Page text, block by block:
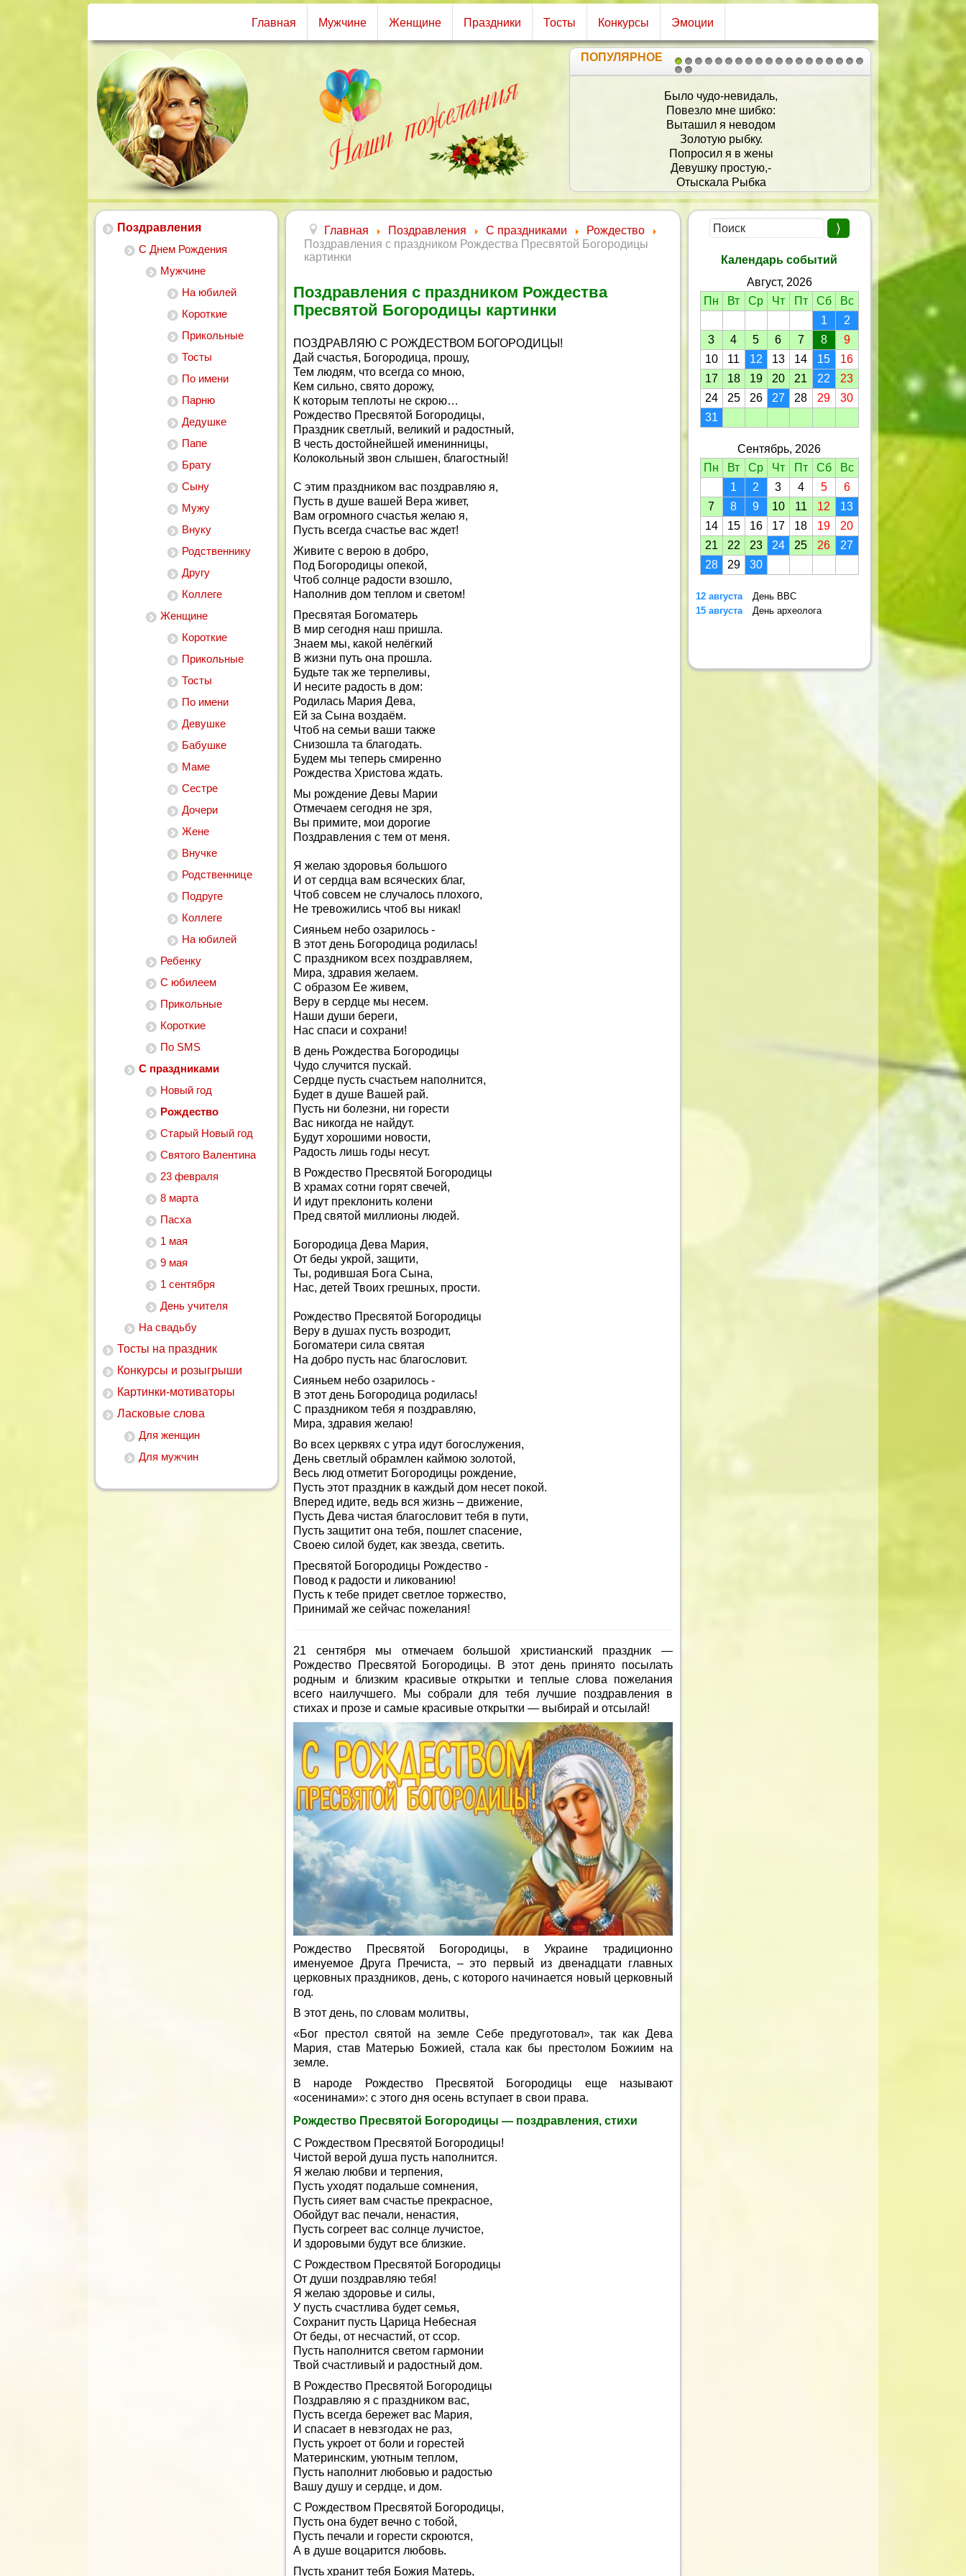
Главная Мужчине Женщине Праздники Тосты Конкурсы Эмоции
1 2
2021
ПОПУЛЯРНОЕ
Желаю лишь счастливых дней,
Среди ярких солнечных аллей!
Жизни такой, чтоб хотелось жить,
Помнить о хорошем и любить,
Чтобы все родным казалось,
Все быстрей осуществлялось!
В общем, жизни самой прекрасной,
И любви конечно, страстной!
Поздравления
С Днем Рождения
Мужчине
На юбилей
Короткие
Прикольные
Тосты
По имени
Парню
Дедушке
Папе
Брату
Сыну
Мужу
Внуку
Родственнику
Другу
Коллеге
Женщине
Короткие
Прикольные
Тосты
По имени
Девушке
Бабушке
Маме
Сестре
Дочери
Жене
Внучке
Родственнице
Подруге
Коллеге
На юбилей
Ребенку
С юбилеем
Прикольные
Короткие
По SMS
С праздниками
Новый год
Рождество
Старый Новый год
Святого Валентина
23 февраля
8 марта
Пасха
1 мая
9 мая
1 сентября
День учителя
На свадьбу
Тосты на праздник
Конкурсы и розыгрыши
Картинки-мотиваторы
Ласковые слова
Для женщин
Для мужчин
Главная Поздравления С праздниками
Рождество
Поздравления с праздником Рождества Пресвятой Богородицы
картинки
Поздравления с праздником Рождества
Пресвятой Богородицы картинки
ПОЗДРАВЛЯЮ С РОЖДЕСТВОМ БОГОРОДИЦЫ!
Дай счастья, Богородица, прошу,
Тем людям, что всегда со мною,
Кем сильно, свято дорожу,
К которым теплоты не скрою…
Рождество Пресвятой Богородицы,
Праздник светлый, великий и радостный,
В честь достойнейшей именинницы,
Колокольный звон слышен, благостный!
С этим праздником вас поздравляю я,
Пусть в душе вашей Вера живет,
Вам огромного счастья желаю я,
Пусть всегда счастье вас ждет!
Живите с верою в добро,
Под Богородицы опекой,
Чтоб солнце радости взошло,
Наполнив дом теплом и светом!
Пресвятая Богоматерь
В мир сегодня наш пришла.
Знаем мы, какой нелёгкий
В жизни путь она прошла.
Будьте так же терпеливы,
И несите радость в дом:
Родилась Мария Дева,
Ей за Сына воздаём.
Чтоб на семьи ваши также
Снизошла та благодать.
Будем мы теперь смиренно
Рождества Христова ждать.
Мы рождение Девы Марии
Отмечаем сегодня не зря,
Вы примите, мои дорогие
Поздравления с тем от меня.
Я желаю здоровья большого
И от сердца вам всяческих благ,
Чтоб совсем не случалось плохого,
Не тревожились чтоб вы никак!
Сияньем небо озарилось -
В этот день Богородица родилась!
С праздником всех поздравляем,
Мира, здравия желаем.
С образом Ее живем,
Веру в сердце мы несем.
Наши души береги,
Нас спаси и сохрани!
В день Рождества Богородицы
Чудо случится пускай.
Сердце пусть счастьем наполнится,
Будет в душе Вашей рай.
Пусть ни болезни, ни горести
Вас никогда не найдут.
Будут хорошими новости,
Радость лишь годы несут.
В Рождество Пресвятой Богородицы
В храмах сотни горят свечей,
И идут преклонить колени
Пред святой миллионы людей.
Богородица Дева Мария,
От беды укрой, защити,
Ты, родившая Бога Сына,
Нас, детей Твоих грешных, прости.
Рождество Пресвятой Богородицы
Веру в душах пусть возродит,
Богоматери сила святая
На добро пусть нас благословит.
Сияньем небо озарилось -
В этот день Богородица родилась!
С праздником тебя я поздравляю,
Мира, здравия желаю!
Во всех церквях с утра идут богослужения,
День светлый обрамлен каймою золотой,
Весь люд отметит Богородицы рождение,
Пусть этот праздник в каждый дом несет покой.
Вперед идите, ведь вся жизнь – движение,
Пусть Дева чистая благословит тебя в пути,
Пусть защитит она тебя, пошлет спасение,
Своею силой будет, как звезда, светить.
Пресвятой Богородицы Рождество -
Повод к радости и ликованию!
Пусть к тебе придет светлое торжество,
Принимай же сейчас пожелания!
21 сентября мы отмечаем большой христианский праздник —
Рождество Пресвятой Богородицы. В этот день принято посылать
родным и близким красивые открытки и теплые слова пожелания
всего наилучшего. Мы собрали для тебя лучшие поздравления в
стихах и прозе и самые красивые открытки — выбирай и отсылай!
Рождество Пресвятой Богородицы, в Украине традиционно
именуемое Друга Пречиста, – это первый из двенадцати главных
церковных праздников, день, с которого начинается новый церковный
год.
В этот день, по словам молитвы,
«Бог престол святой на земле Себе предуготовал», так как Дева
Мария, став Матерью Божией, стала как бы престолом Божиим на
земле.
В народе Рождество Пресвятой Богородицы еще называют
«осенинами»: с этого дня осень вступает в свои права.
Рождество Пресвятой Богородицы — поздравления, стихи
С Рождеством Пресвятой Богородицы!
Чистой верой душа пусть наполнится.
Я желаю любви и терпения,
Пусть уходят подальше сомнения,
Пусть сияет вам счастье прекрасное,
Обойдут вас печали, ненастия,
Пусть согреет вас солнце лучистое,
И здоровыми будут все близкие.
С Рождеством Пресвятой Богородицы
От души поздравляю тебя!
Я желаю здоровье и силы,
У пусть счастлива будет семья,
Сохранит пусть Царица Небесная
От беды, от несчастий, от ссор.
Пусть наполнится светом гармонии
Твой счастливый и радостный дом.
В Рождество Пресвятой Богородицы
Поздравляю я с праздником вас,
Пусть всегда бережет вас Мария,
И спасает в невзгодах не раз,
Пусть укроет от боли и горестей
Материнским, уютным теплом,
Пусть наполнит любовью и радостью
Вашу душу и сердце, и дом.
С Рождеством Пресвятой Богородицы,
Пусть она будет вечно с тобой,
Пусть печали и горести скроются,
А в душе воцарится любовь.
Пусть хранит тебя Божия Матерь,
Календарь событий
Август, 2026
Пн
Вт Ср Чт Пт Сб
Вс
1
2
3
4 5 6 7 8
9
10
11 12 13 14 15
16
17
18 19 20 21 22
23
24
25 26 27 28 29
30
31
Сентябрь, 2026
Пн
Вт Ср Чт Пт Сб
Вс
1
2 3 4 5
6
7
8 9 10 11 12
13
14
15 16 17 18 19
20
21
22 23 24 25 26
27
28
29 30
12 августа
День ВВС
15 августа
День археолога